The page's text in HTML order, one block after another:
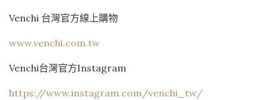
Venchi 台灣官方線上購物
www.venchi.com.tw
Venchi台灣官方Instagram
https://www.instagram.com/venchi_tw/